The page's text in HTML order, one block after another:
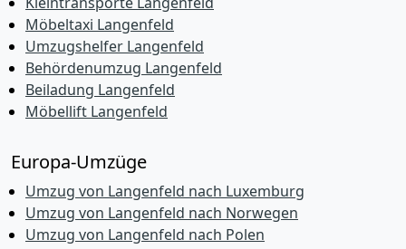
Möbeltaxi Langenfeld
Umzugshelfer Langenfeld
Behördenumzug Langenfeld
Beiladung Langenfeld
Möbellift Langenfeld
Europa-Umzüge
Umzug von Langenfeld nach Luxemburg
Umzug von Langenfeld nach Norwegen
Umzug von Langenfeld nach Polen